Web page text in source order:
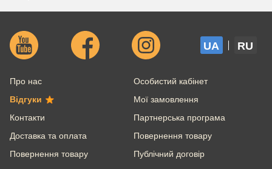
UA RU
Про нас
Відгуки
Контакти
Доставка та оплата
Повернення товару
Особистий кабінет
Мої замовлення
Партнерська програма
Повернення товару
Публічний договір